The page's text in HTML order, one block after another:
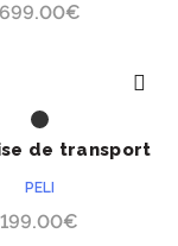
699.00€
ACHETER
de transport
PELI
199.00€